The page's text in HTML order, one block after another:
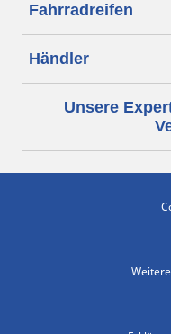
Fahrradreifen
Händler
Unsere